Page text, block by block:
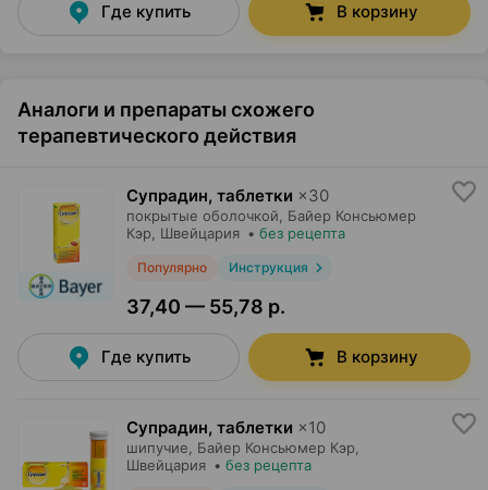
Где купить В корзину
Аналоги и препараты схожего
терапевтического действия
Супрадин, таблетки ×30
покрытые оболочкой,
Байер Консьюмер
Кэр , Швейцария • без рецепта
Популярно Инструкция
37,40 — 55,78 р.
Где купить В корзину
Супрадин, таблетки ×10
шипучие, Байер Консьюмер Кэр
Швейцария • без рецепта